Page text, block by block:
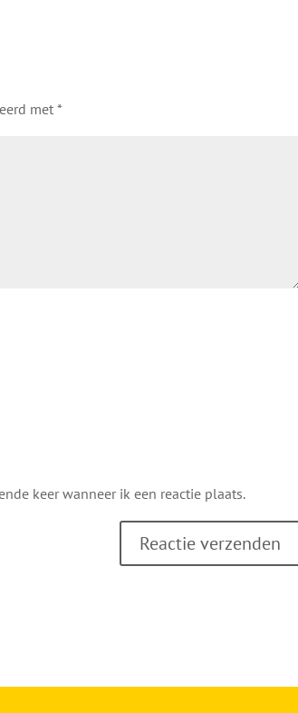
met*
keer wanneer ik een reactie plaats.